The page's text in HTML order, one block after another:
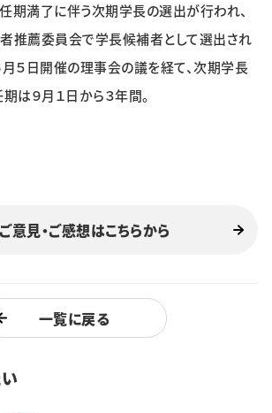
日大文芸賞
期満了に伴う次期学長の選出が行われ、
推薦委員会で学長候補者として選出され
月５日開催の理事会の議を経て、次期学長
は９月１日から３年間。
ご意見・ご感想はこちらから
一覧に戻る